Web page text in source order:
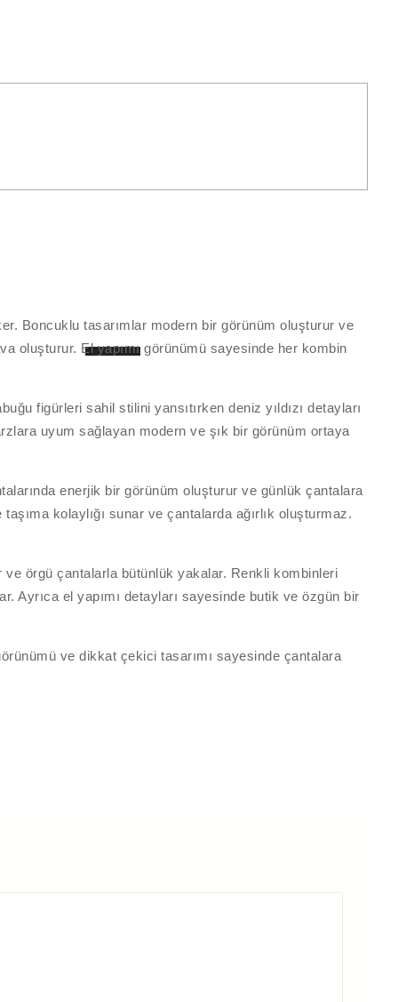
Boncuklu tasarımlar modern bir görünüm oluşturur ve
oluşturur. El yapımıgörünümü sayesinde her kombin
figürleri sahil stilini yansıtırken deniz yıldızı detayları
uyum sağlayan modern ve şık bir görünüm ortaya
enerjik bir görünüm oluşturur ve günlük çantalara
kolaylığı sunar ve çantalarda ağırlık oluşturmaz.
örgü çantalarla bütünlük yakalar. Renkli kombinleri
Ayrıca el yapımı detayları sayesinde butik ve özgün bir
ve dikkat çekici tasarımı sayesinde çantalara